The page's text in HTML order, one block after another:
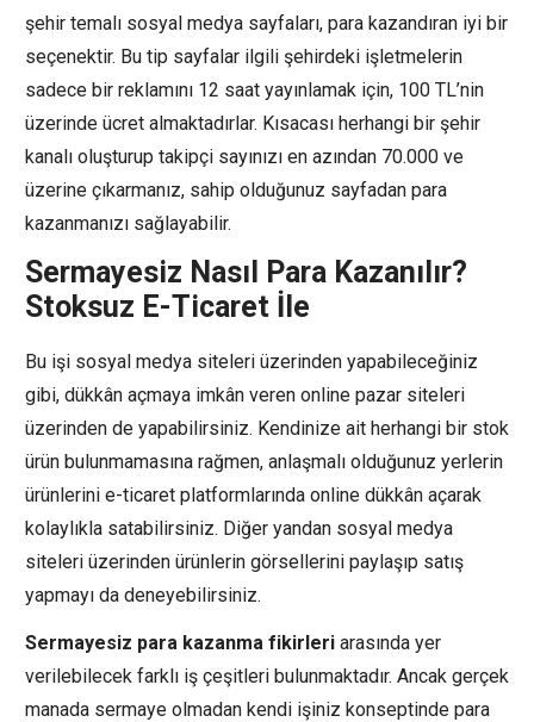
şehir temalı sosyal medya sayfaları, para kazandıran iyi bir
seçenektir. Bu tip sayfalar ilgili şehirdeki işletmelerin
sadece bir reklamını 12 saat yayınlamak için, 100 TL’nin
üzerinde ücret almaktadırlar. Kısacası herhangi bir şehir
kanalı oluşturup takipçi sayınızı en azından 70.000 ve
üzerine çıkarmanız, sahip olduğunuz sayfadan para
kazanmanızı sağlayabilir.
Sermayesiz Nasıl Para Kazanılır?
Stoksuz E-Ticaret İle
Bu işi sosyal medya siteleri üzerinden yapabileceğiniz
gibi, dükkân açmaya imkân veren online pazar siteleri
üzerinden de yapabilirsiniz. Kendinize ait herhangi bir stok
ürün bulunmamasına rağmen, anlaşmalı olduğunuz yerlerin
ürünlerini e-ticaret platformlarında online dükkân açarak
kolaylıkla satabilirsiniz. Diğer yandan sosyal medya
siteleri üzerinden ürünlerin görsellerini paylaşıp satış
yapmayı da deneyebilirsiniz.
Sermayesiz para kazanma fikirleri arasında yer
verilebilecek farklı iş çeşitleri bulunmaktadır. Ancak gerçek
manada sermaye olmadan kendi işiniz konseptinde para